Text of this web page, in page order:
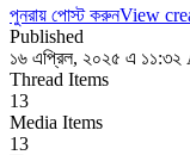
পুনরায় পোস্ট করুনView
Published
১৬ এপ্রিল, ২০২৫ এ
Thread Items
13
Media Items
13